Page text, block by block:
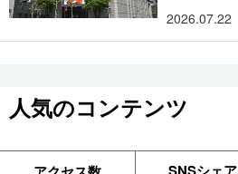
2026.07.22
人気のコンテンツ